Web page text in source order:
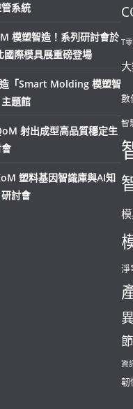
系統
模塑智造！系列研討會於
國際模具展重磅登場
「Smart Molding 模塑智
題館
射出成型高品質穩定生
塑料基因智識庫與AI知
討會
T
數
智
淨
資
韌